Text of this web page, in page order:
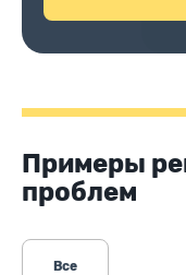
Примеры
проблем
Все